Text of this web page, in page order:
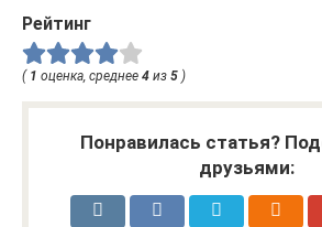
Рейтинг
( 1 оценка, среднее 4 из 5 )
Понравилась статья?
друзьями: